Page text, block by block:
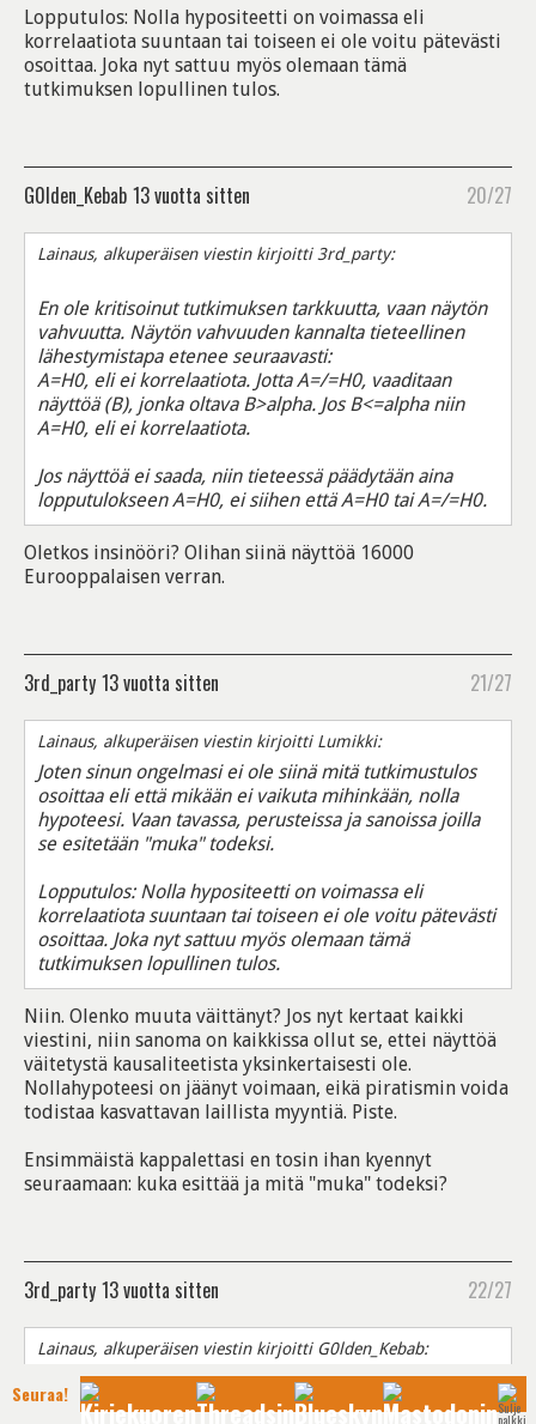
Lopputulos: Nolla hypositeetti on voimassa eli
korrelaatiota suuntaan tai toiseen ei ole voitu pätevästi
osoittaa. Joka nyt sattuu myös olemaan tämä
tutkimuksen lopullinen tulos.
G0lden_Kebab 13 vuotta sitten 20/27
Lainaus, alkuperäisen viestin kirjoitti 3rd_party:
En ole kritisoinut tutkimuksen tarkkuutta, vaan näytön
vahvuutta. Näytön vahvuuden kannalta tieteellinen
lähestymistapa etenee seuraavasti:
A=H0, eli ei korrelaatiota. Jotta A=/=H0, vaaditaan
näyttöä (B), jonka oltava B>alpha. Jos B<=alpha niin
A=H0, eli ei korrelaatiota.
Jos näyttöä ei saada, niin tieteessä päädytään aina
lopputulokseen A=H0, ei siihen että A=H0 tai A=/=H0.
Oletkos insinööri? Olihan siinä näyttöä 16000
Eurooppalaisen verran.
3rd_party 13 vuotta sitten 21/27
Lainaus, alkuperäisen viestin kirjoitti Lumikki:
Joten sinun ongelmasi ei ole siinä mitä tutkimustulos
osoittaa eli että mikään ei vaikuta mihinkään, nolla
hypoteesi. Vaan tavassa, perusteissa ja sanoissa joilla
se esitetään "muka" todeksi.
Lopputulos: Nolla hypositeetti on voimassa eli
korrelaatiota suuntaan tai toiseen ei ole voitu pätevästi
osoittaa. Joka nyt sattuu myös olemaan tämä
tutkimuksen lopullinen tulos.
Niin. Olenko muuta väittänyt? Jos nyt kertaat kaikki
viestini, niin sanoma on kaikkissa ollut se, ettei näyttöä
väitetystä kausaliteetista yksinkertaisesti ole.
Nollahypoteesi on jäänyt voimaan, eikä piratismin voida
todistaa kasvattavan laillista myyntiä. Piste.
Ensimmäistä kappalettasi en tosin ihan kyennyt
seuraamaan: kuka esittää ja mitä "muka" todeksi?
3rd_party 13 vuotta sitten 22/27
Lainaus, alkuperäisen viestin kirjoitti G0lden_Kebab:
Oletkos insinööri? Olihan siinä näyttöä 16000
Eurooppalaisen verran.
Seuraa!